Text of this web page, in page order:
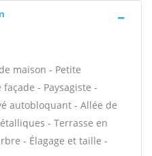
maison - Petite
- Paysagiste -
autobloquant - Allée de
- Terrasse en
- Élagage et taille -